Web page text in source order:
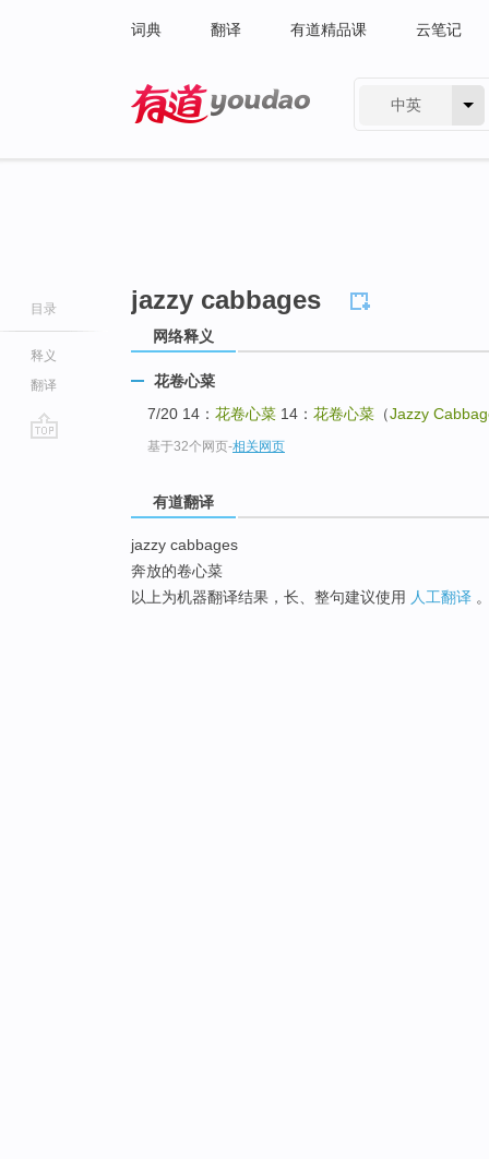
词典 翻译 有道精品课 云笔记
中英
目录
释义
翻译
jazzy cabbages
网络释义
花卷心菜
7/20 14： 花卷心菜 14： 花卷心菜 （Jazzy
基于32个网页-相关网页
有道翻译
jazzy cabbages
奔放的卷心菜
以上为机器翻译结果，长、整句建议使用 人工翻译